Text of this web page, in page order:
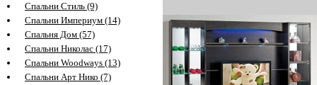
Спальни Стиль (9)
Спальни Империум (14)
Спальня Дом (57)
Спальни Николас (17)
Спальни Woodways (13)
Спальни Арт Нико (7)